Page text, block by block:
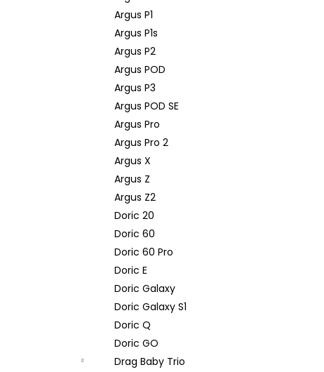
Argus P1
Argus P1s
Argus P2
Argus POD
Argus P3
Argus POD SE
Argus Pro
Argus Pro 2
Argus X
Argus Z
Argus Z2
Doric 20
Doric 60
Doric 60 Pro
Doric E
Doric Galaxy
Doric Galaxy S1
Doric Q
Doric GO
Drag Baby Trio